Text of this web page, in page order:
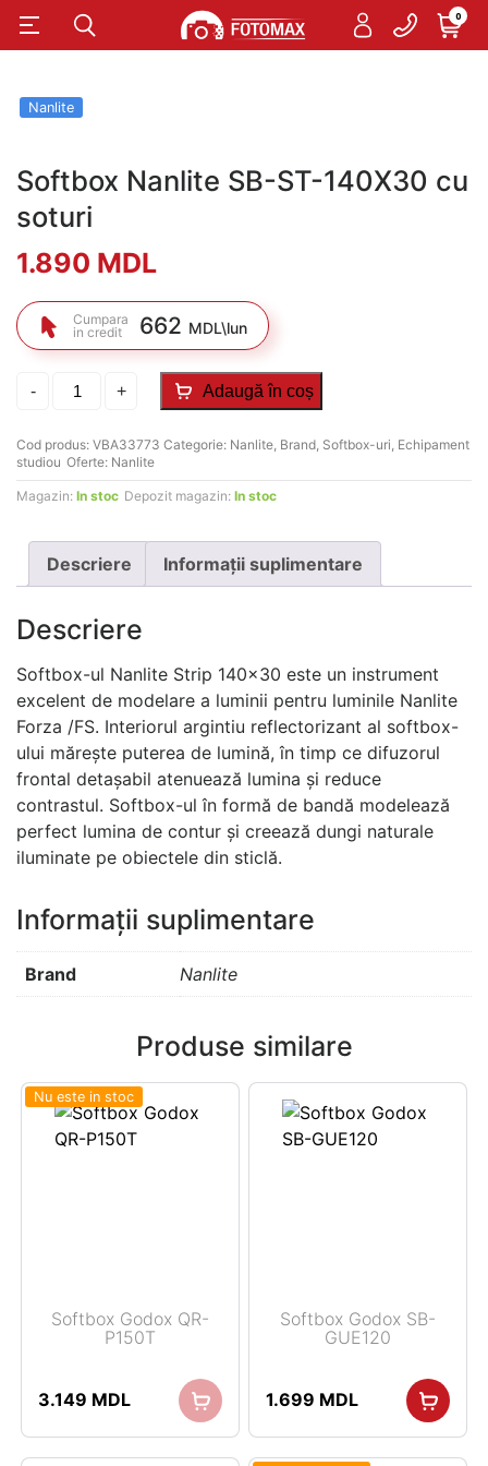
0
Nanlite
Softbox Nanlite SB-ST-140X30 cu
soturi
1.890 MDL
Cumpara
in credit
662 MDL\lun
-
Cantitate
Softbox
ST-
140X30
cu
soturi
+ Adaugă în coș
Cod produs: VBA33773 Categorie: Nanlite, Brand, Softbox-uri, Echipament
studiou Oferte: Nanlite
Magazin: In stoc Depozit magazin: In stoc
Descriere Informații suplimentare
Descriere
Softbox-ul Nanlite Strip 140×30 este un instrument
excelent de modelare a luminii pentru luminile Nanlite
Forza /FS. Interiorul argintiu reflectorizant al softbox-
ului mărește puterea de lumină, în timp ce difuzorul
frontal detașabil atenuează lumina și reduce
contrastul. Softbox-ul în formă de bandă modelează
perfect lumina de contur și creează dungi naturale
iluminate pe obiectele din sticlă.
Informații suplimentare
Brand Nanlite
Produse similare
Nu este in stoc
Softbox Godox QR-
P150T
3.149 MDL
Softbox Godox SB-
GUE120
1.699 MDL